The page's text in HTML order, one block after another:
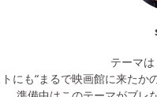
テーマは
にも“まるで映画館に来た